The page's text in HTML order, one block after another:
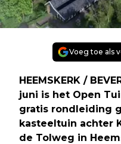
Voeg toe als
HEEMSKERK /
juni is het Open
gratis rondleiding
kasteeltuin achter
de Tolweg in